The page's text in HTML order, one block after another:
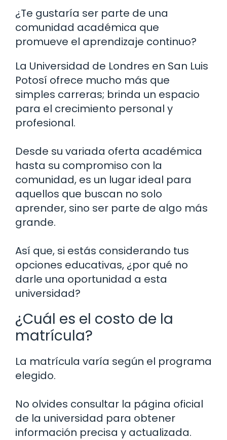
¿Te gustaría ser parte de una
comunidad académica que
promueve el aprendizaje continuo?
La Universidad de Londres en San Luis
Potosí ofrece mucho más que
simples carreras; brinda un espacio
para el crecimiento personal y
profesional.
Desde su variada oferta académica
hasta su compromiso con la
comunidad, es un lugar ideal para
aquellos que buscan no solo
aprender, sino ser parte de algo más
grande.
Así que, si estás considerando tus
opciones educativas, ¿por qué no
darle una oportunidad a esta
universidad?
¿Cuál es el costo de la
matrícula?
La matrícula varía según el programa
elegido.
No olvides consultar la página oficial
de la universidad para obtener
información precisa y actualizada.